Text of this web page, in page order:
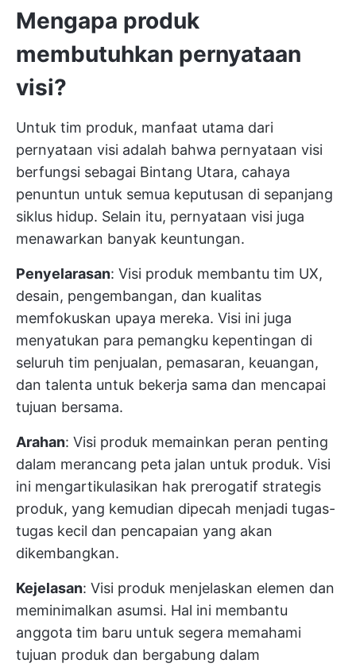
Mengapa produk
membutuhkan pernyataan
visi?
Untuk tim produk, manfaat utama dari
pernyataan visi adalah bahwa pernyataan visi
berfungsi sebagai Bintang Utara, cahaya
penuntun untuk semua keputusan di sepanjang
siklus hidup. Selain itu, pernyataan visi juga
menawarkan banyak keuntungan.
Penyelarasan: Visi produk membantu tim UX,
desain, pengembangan, dan kualitas
memfokuskan upaya mereka. Visi ini juga
menyatukan para pemangku kepentingan di
seluruh tim penjualan, pemasaran, keuangan,
dan talenta untuk bekerja sama dan mencapai
tujuan bersama.
Arahan: Visi produk memainkan peran penting
dalam merancang peta jalan untuk produk. Visi
ini mengartikulasikan hak prerogatif strategis
produk, yang kemudian dipecah menjadi tugas-
tugas kecil dan pencapaian yang akan
dikembangkan.
Kejelasan: Visi produk menjelaskan elemen dan
meminimalkan asumsi. Hal ini membantu
anggota tim baru untuk segera memahami
tujuan produk dan bergabung dalam